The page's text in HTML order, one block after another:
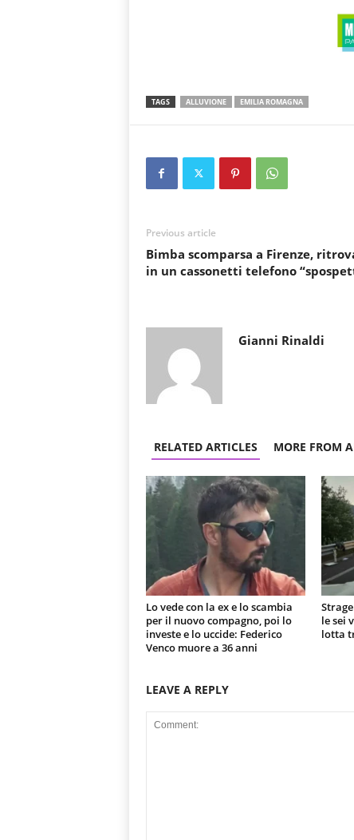
TAGS ALLUVIONE EMILIA ROMAGNA
Previous article
Bimba scomparsa a Firenze,
in un cassonetti telefono
Gianni Rinaldi
RELATED ARTICLES MORE FROM
Lo vede con la ex e lo scambia
per il nuovo compagno, poi lo
investe e lo uccide: Federico
Venco muore a 36 anni
le sei
lotta
LEAVE A REPLY